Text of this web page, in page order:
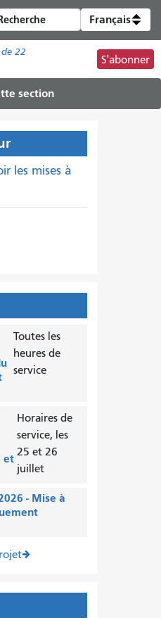
Français
22
S'abonner
section
les mises à
Toutes les
heures de
service
et
Horaires de
service, les
25 et 26
juillet
- Mise à